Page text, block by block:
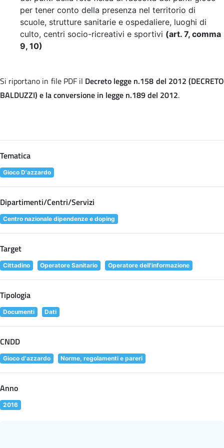
per tener conto della presenza nel territorio di
scuole, strutture sanitarie e ospedaliere, luoghi di
culto, centri socio-ricreativi e sportivi (art. 7, comma
9, 10)
Si riportano in file PDF il Decreto legge n.158 del 2012 (DECRETO
BALDUZZI) e la conversione in legge n.189 del 2012.
Tematica
Gioco D'azzardo
Dipartimenti/Centri/Servizi
Centro nazionale dipendenze e doping
Target
Cittadino Operatore Sanitario Operatore dell'informazione
Tipologia
Documenti Dati
CNDD
Gioco d'azzardo Norme, regolamenti e pareri
Anno
2016